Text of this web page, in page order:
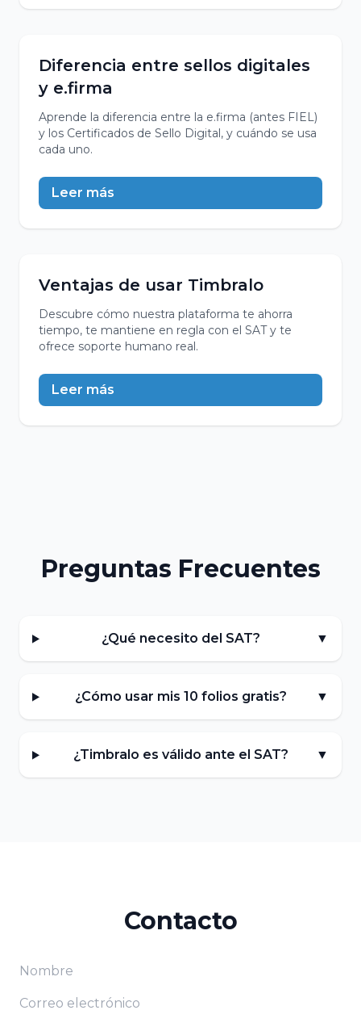
Diferencia entre sellos digitales
y e.firma
Aprende la diferencia entre la e.firma (antes FIEL)
y los Certificados de Sello Digital, y cuándo se usa
cada uno.
Leer más
Ventajas de usar Timbralo
Descubre cómo nuestra plataforma te ahorra
tiempo, te mantiene en regla con el SAT y te
ofrece soporte humano real.
Leer más
Preguntas Frecuentes
¿Qué necesito del SAT? ▼
¿Cómo usar mis 10 folios gratis? ▼
¿Timbralo es válido ante el SAT? ▼
Contacto